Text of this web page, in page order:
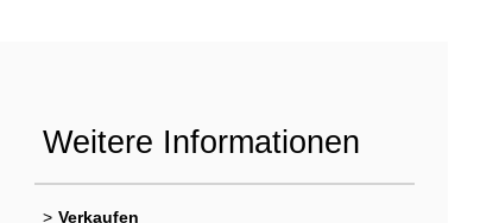
Weitere Informationen
> Verkaufen